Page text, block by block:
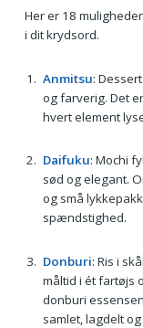
Her er 18
i dit krydsord.
Anmitsu:
og farverig. Det
hvert element
Daifuku: Mochi
sød og elegant.
og små
spændstighed.
Donburi: Ris i
måltid i ét fartøjs
donburi
samlet, lagdelt